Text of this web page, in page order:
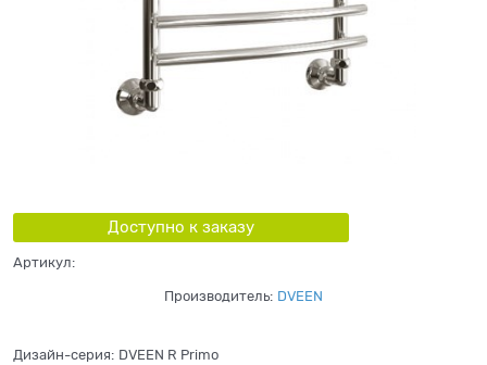
Доступно к заказу
Артикул:
Производитель: DVEEN
Дизайн-серия: DVEEN R Primo